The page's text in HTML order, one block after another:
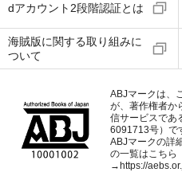
dアカウント2段階認証とは
海賊版に関する取り組みに
ついて
ABJマークは、
が、著作権者か
信サービスであ
6091713号）で
ABJマークの詳
の一覧はこちら
→https://